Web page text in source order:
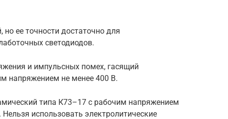
ее точности достаточно для
светодиодов.
и импульсных помех, гасящий
напряжением не менее 400 В.
типа К73–17 с рабочим напряжением
использовать электролитические